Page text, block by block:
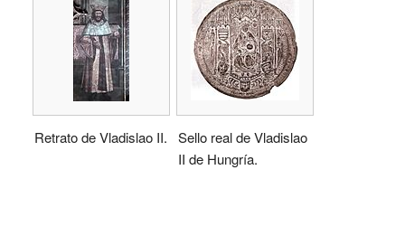
Retrato de Vladislao II.
Sello real de Vladislao
II de Hungría.